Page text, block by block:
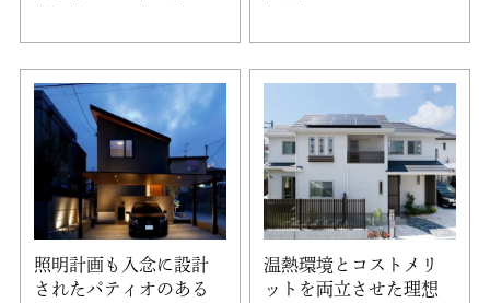
照明計画も入念に設計
されたパティオのある
温熱環境とコストメリ
ットを両立させた理想